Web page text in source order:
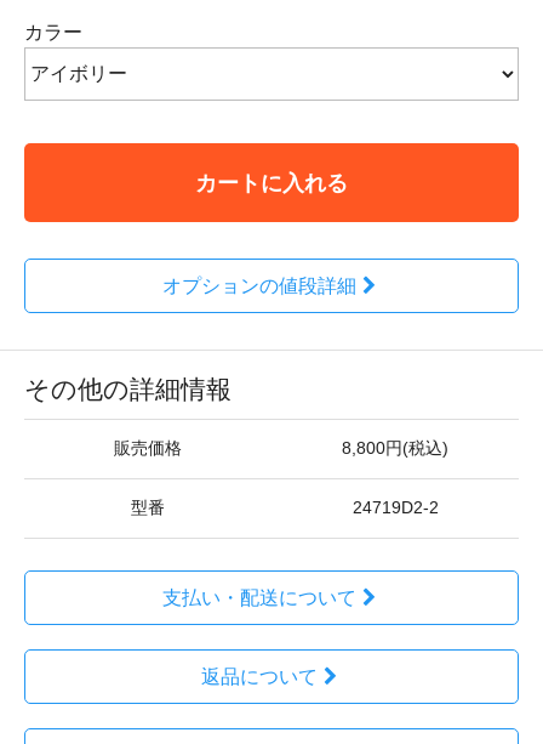
カラー
カートに入れる
オプションの値段詳細
その他の詳細情報
販売価格 8,800円(税込)
型番 24719D2-2
支払い・配送について
返品について